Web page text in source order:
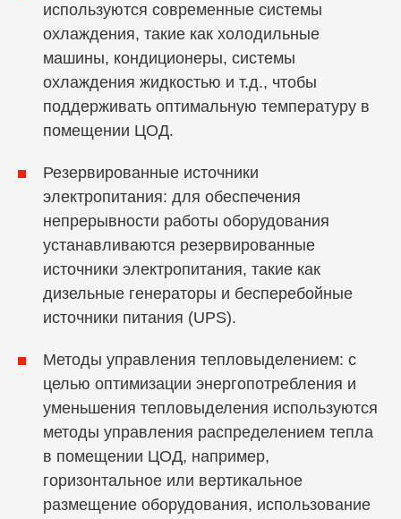
используются современные системы
охлаждения, такие как холодильные
машины, кондиционеры, системы
охлаждения жидкостью и т.д., чтобы
поддерживать оптимальную температуру в
помещении ЦОД.
Резервированные источники
электропитания: для обеспечения
непрерывности работы оборудования
устанавливаются резервированные
источники электропитания, такие как
дизельные генераторы и бесперебойные
источники питания (UPS).
Методы управления тепловыделением: с
целью оптимизации энергопотребления и
уменьшения тепловыделения используются
методы управления распределением тепла
в помещении ЦОД, например,
горизонтальное или вертикальное
размещение оборудования, использование